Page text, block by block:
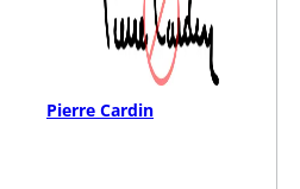
Pierre Cardin